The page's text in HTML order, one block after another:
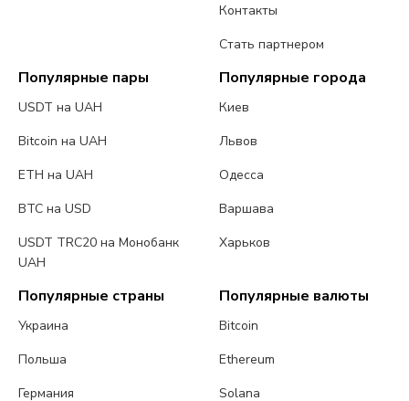
Контакты
Стать партнером
Популярные пары
USDT на UAH
Bitcoin на UAH
ETH на UAH
BTC на USD
USDT TRC20 на Монобанк
UAH
Популярные города
Киев
Львов
Одесса
Варшава
Харьков
Популярные страны
Украина
Польша
Германия
Популярные валюты
Bitcoin
Ethereum
Solana